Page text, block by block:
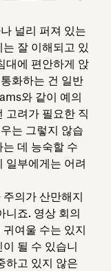
널리 퍼져 있는
잘 이해되고 있
대에 편안하게 앉
화하는 건 일반
와 같이 예의
고려가 필요한 직
는 그렇지 않습
데 능숙할 수
일부에게는 어려
의가 산만해지
니죠. 영상 회의
여울 수는 있지
될 수 있습니
하고 있지 않은